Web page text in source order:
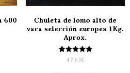
600
Chuleta de lomo alto de
vaca selección europea 1Kg.
Aprox.
Valorado
con
47,63€